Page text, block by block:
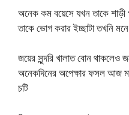
অনেক কম বয়েসে যখন তাকে শাড়ী
তাকে ভোগ করার ইচ্ছাটা তখনি
জয়ের সুন্দরি খালাত বোন থাকলেও
অনেকদিনের অপেক্ষার ফসল আজ
চটি